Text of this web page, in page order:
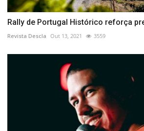
Rally de Portugal Histórico reforça
Revista Descla Out 13, 2021 3559